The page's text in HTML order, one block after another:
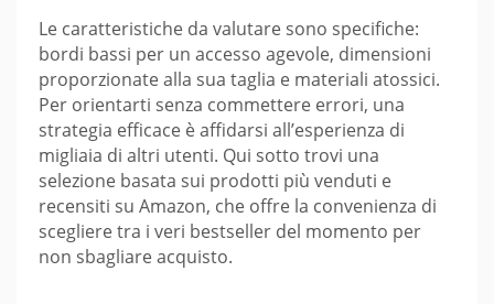
Le caratteristiche da valutare sono specifiche:
bordi bassi per un accesso agevole, dimensioni
proporzionate alla sua taglia e materiali atossici.
Per orientarti senza commettere errori, una
strategia efficace è affidarsi all’esperienza di
migliaia di altri utenti. Qui sotto trovi una
selezione basata sui prodotti più venduti e
recensiti su Amazon, che offre la convenienza di
scegliere tra i veri bestseller del momento per
non sbagliare acquisto.